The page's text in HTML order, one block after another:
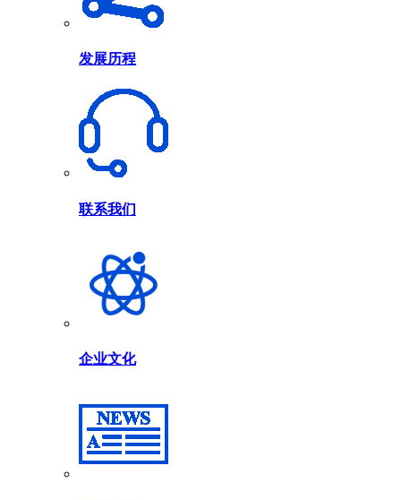
发展历程
联系我们
企业文化